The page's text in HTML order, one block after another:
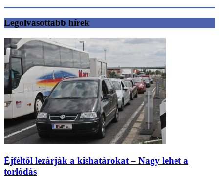
Legolvasottabb hírek
Éjféltől lezárják a kishatárokat – Nagy lehet a
torlódás